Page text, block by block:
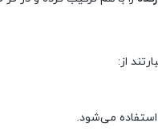
از:
می‌شود.